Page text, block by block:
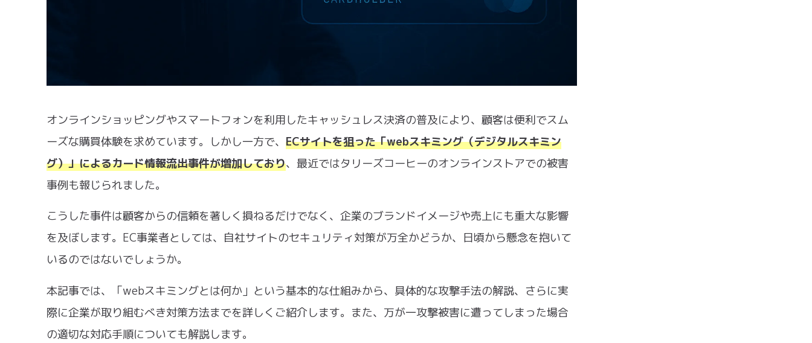
オンラインショッピングやスマートフォンを利用したキャッシュレス決済の普及により、顧客は便利でスム
ーズな購買体験を求めています。しかし一方で、 ECサイトを狙った「webスキミング（デジタルスキミン
グ）」によるカード情報流出事件が増加しており、最近ではタリーズコーヒーのオンラインストアでの被害
事例も報じられました。
こうした事件は顧客からの信頼を著しく損ねるだけでなく、企業のブランドイメージや売上にも重大な影響
を及ぼします。EC事業者としては、自社サイトのセキュリティ対策が万全かどうか、日頃から懸念を抱いて
いるのではないでしょうか。
本記事では、「webスキミングとは何か」という基本的な仕組みから、具体的な攻撃手法の解説、さらに実
際に企業が取り組むべき対策方法までを詳しくご紹介します。また、万が一攻撃被害に遭ってしまった場合
の適切な対応手順についても解説します。